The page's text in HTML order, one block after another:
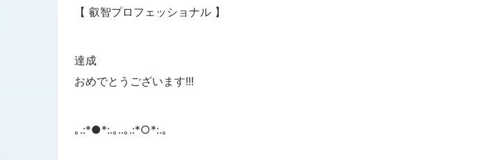
【 叡智プロフェッショナル 】
達成
おめでとうございます!!!
｡.:*●*:.｡..｡.:*○*:.｡